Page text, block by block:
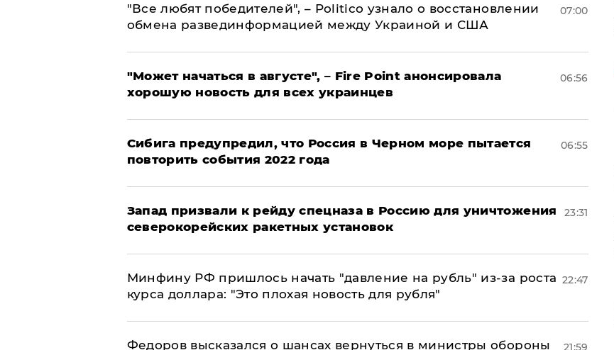
​"Все любят победителей", – Politico узнало о восстановлении
обмена развединформацией между Украиной и США
07:00
"Может начаться в августе", – Fire Point анонсировала
хорошую новость для всех украинцев
06:56
Сибига предупредил, что Россия в Черном море пытается
повторить события 2022 года
06:55
Запад призвали к рейду спецназа в Россию для уничтожения
северокорейских ракетных установок
23:31
Минфину РФ пришлось начать "давление на рубль" из-за роста
курса доллара: "Это плохая новость для рубля"
22:47
Федоров высказался о шансах вернуться в министры обороны 21:59